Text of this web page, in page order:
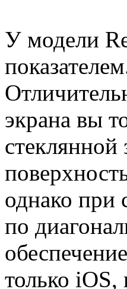
У модели
экрана вы
стеклянной
однако при
по
только iOS,